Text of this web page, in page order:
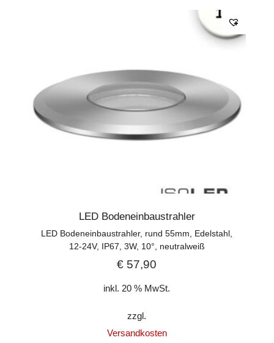
LED Bodeneinbaustrahler
LED Bodeneinbaustrahler, rund 55mm, Edelstahl,
12-24V, IP67, 3W, 10°, neutralweiß
€ 57,90
inkl. 20 % MwSt.
zzgl.
Versandkosten